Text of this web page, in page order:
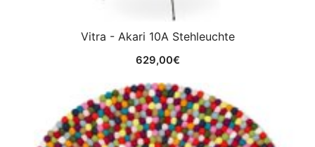
Vitra - Akari 10A Stehleuchte
629,00€